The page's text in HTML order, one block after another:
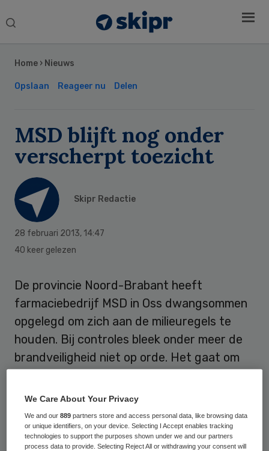
Search
Home › Nieuws
Opslaan Reageer nu Delen
MSD blijft nog onder
verscherpt toezicht
Skipr Redactie
28 februari 2013, 14:47
40 keer gelezen
De provincie Noord-Brabant heeft
farmaciebedrijf MSD in Oss dwangsommen
opgelegd om zich aan de milieuregels te
houden. Bij controles bleek onder meer de
brandveiligheid niet op orde. Het gaat om
meldt het Brabants Dagblad.
MSD heeft tot 1 mei om orde op zaken te
stellen. MSD is tegen de dwangsommen in
Sidebar
We Care About Your Privacy
We and our889 partners store and access personal data, like browsing data
or unique identifiers, on your device. Selecting I Accept enables tracking
technologies to support the purposes shown under we and our partners
process data to provide. Selecting Reject All or withdrawing your consent will